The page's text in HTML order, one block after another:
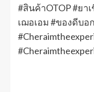
#สินค้าOTOP #ยา
เฌอเอม #ของดีบ